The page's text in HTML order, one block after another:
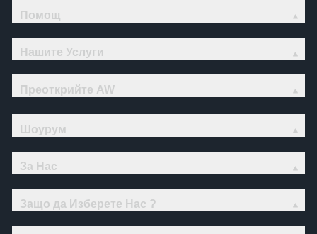
Помощ
Нашите Услуги
Преоткрийте AW
Шоурум
За Нас
Защо да Изберете Нас ?